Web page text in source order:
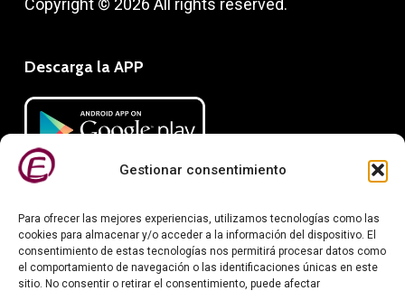
Gestionar consentimiento
Para ofrecer las mejores experiencias, utilizamos tecnologías como las
cookies para almacenar y/o acceder a la información del dispositivo. El
consentimiento de estas tecnologías nos permitirá procesar datos como
el comportamiento de navegación o las identificaciones únicas en este
sitio. No consentir o retirar el consentimiento, puede afectar
Copyright © 2026 All rights reserved.
Descarga la APP